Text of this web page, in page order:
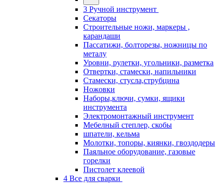
3 Ручной инструмент
Cекаторы
Строительные ножи, маркеры ,
карандаши
Пассатижи, болторезы, ножницы по
металу
Уровни, рулетки, угольники, разметка
Отвертки, стамески, напильники
Стамески, стусла,струбцина
Ножовки
Наборы,ключи, сумки, ящики
инструмента
Электромонтажный инструмент
Мебелный степлер, скобы
шпатели, кельма
Молотки, топоры, киянки, гвоздодеры
Паяльное оборудование, газовые
горелки
Пистолет клеевой
4 Все для сварки